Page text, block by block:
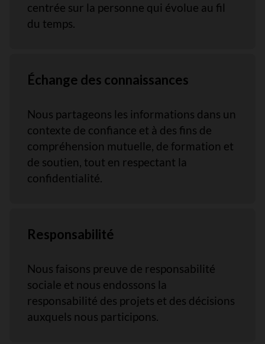
centrée sur la personne qui évolue au fil
du temps.
Échange des connaissances
Nous partageons les informations dans un
contexte de confiance et à des fins de
compréhension mutuelle, de formation et
de soutien, tout en respectant la
confidentialité.
Responsabilité
Nous faisons preuve de responsabilité
sociale et nous endossons la
responsabilité des projets et des décisions
auxquels nous participons.